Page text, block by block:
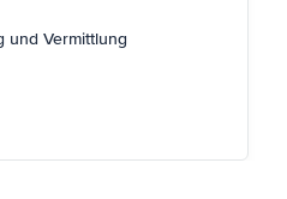
und Vermittlung